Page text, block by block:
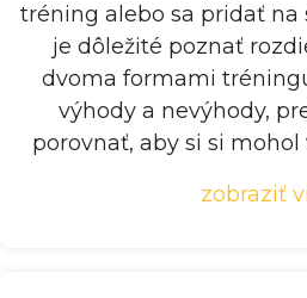
tréning alebo sa pridať na
je dôležité poznať
dvoma formami
výhody a nevýhody,
porovnať, aby si si
zobraziť